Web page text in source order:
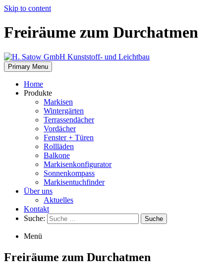
Skip to content
Freiräume zum Durchatmen
Primary Menu
Home
Produkte
Markisen
Wintergärten
Terrassendächer
Vordächer
Fenster + Türen
Rollläden
Balkone
Markisenkonfigurator
Sonnenkompass
Markisentuchfinder
Über uns
Aktuelles
Kontakt
Suche:
Suche
Menü
Freiräume zum Durchatmen